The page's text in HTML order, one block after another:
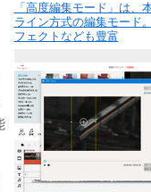
「高度編集モード」は、
ライン方式の編集モード
フェクトなども豊富